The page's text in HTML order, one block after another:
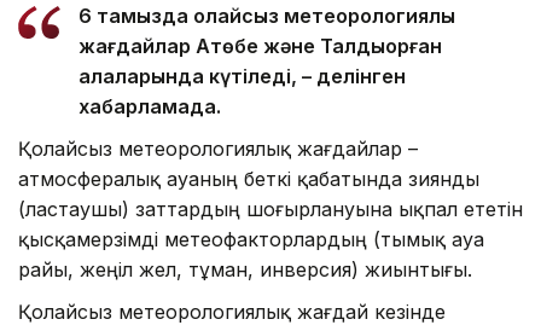
6 тамызда қолайсыз метеорологиялық
жағдайлар Ақтөбе және Талдықорған
қалаларында күтіледі, – делінген
хабарламада.
Қолайсыз метеорологиялық жағдайлар –
атмосфералық ауаның беткі қабатында зиянды
(ластаушы) заттардың шоғырлануына ықпал ететін
қысқамерзімді метеофакторлардың (тымық ауа
райы, жеңіл жел, тұман, инверсия) жиынтығы.
Қолайсыз метеорологиялық жағдай кезінде